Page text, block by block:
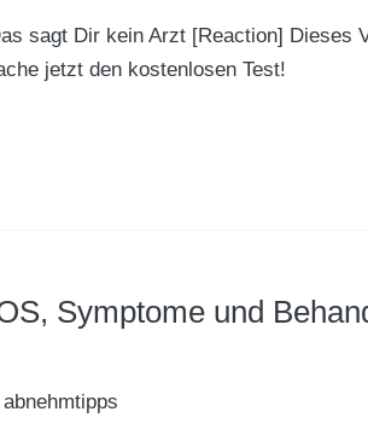
sagt Dir kein Arzt [Reaction] Dieses
jetzt den kostenlosen Test!
Symptome und
abnehmtipps